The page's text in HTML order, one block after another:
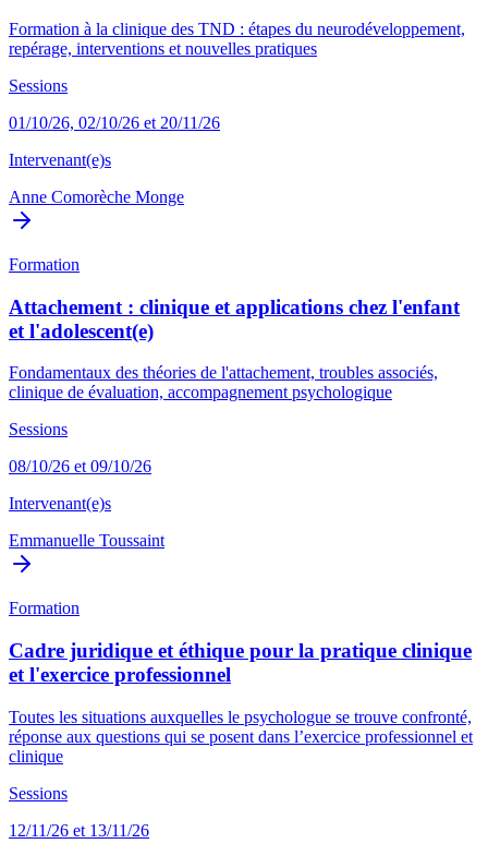
Formation à la clinique des TND : étapes du neurodéveloppement,
repérage, interventions et nouvelles pratiques
Sessions
01/10/26, 02/10/26 et 20/11/26
Intervenant(e)s
Anne Comorèche Monge
Formation
Attachement : clinique et applications chez l'enfant
et l'adolescent(e)
Fondamentaux des théories de l'attachement, troubles associés,
clinique de évaluation, accompagnement psychologique
Sessions
08/10/26 et 09/10/26
Intervenant(e)s
Emmanuelle Toussaint
Formation
Cadre juridique et éthique pour la pratique clinique
et l'exercice professionnel
Toutes les situations auxquelles le psychologue se trouve confronté,
réponse aux questions qui se posent dans l’exercice professionnel et
clinique
Sessions
12/11/26 et 13/11/26